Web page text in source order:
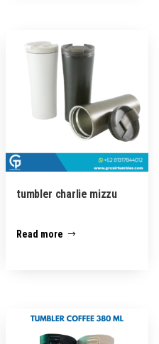
tumbler charlie mizzu
Read more